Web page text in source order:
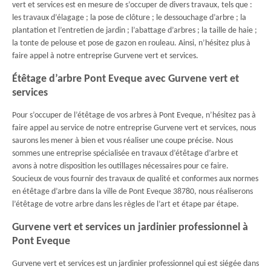
vert et services est en mesure de s’occuper de divers travaux, tels que :
les travaux d’élagage ; la pose de clôture ; le dessouchage d’arbre ; la
plantation et l’entretien de jardin ; l’abattage d’arbres ; la taille de haie ;
la tonte de pelouse et pose de gazon en rouleau. Ainsi, n’hésitez plus à
faire appel à notre entreprise Gurvene vert et services.
Étêtage d’arbre Pont Eveque avec Gurvene vert et
services
Pour s’occuper de l’étêtage de vos arbres à Pont Eveque, n’hésitez pas à
faire appel au service de notre entreprise Gurvene vert et services, nous
saurons les mener à bien et vous réaliser une coupe précise. Nous
sommes une entreprise spécialisée en travaux d’étêtage d’arbre et
avons à notre disposition les outillages nécessaires pour ce faire.
Soucieux de vous fournir des travaux de qualité et conformes aux normes
en étêtage d’arbre dans la ville de Pont Eveque 38780, nous réaliserons
l’étêtage de votre arbre dans les règles de l’art et étape par étape.
Gurvene vert et services un jardinier professionnel à
Pont Eveque
Gurvene vert et services est un jardinier professionnel qui est siégée dans